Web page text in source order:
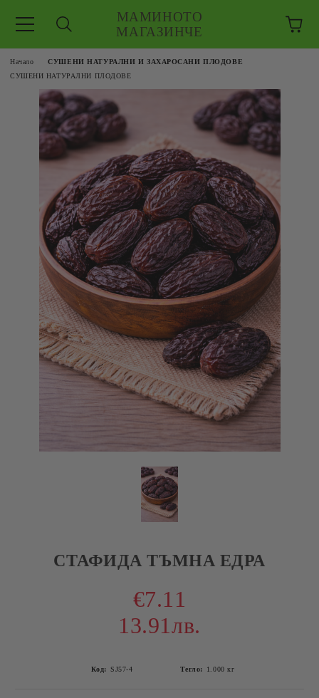
МАМИНОТО
МАГАЗИНЧЕ
Начало
СУШЕНИ НАТУРАЛНИ И ЗАХАРОСАНИ ПЛОДОВЕ
СУШЕНИ НАТУРАЛНИ ПЛОДОВЕ
СТАФИДА ТЪМНА ЕДРА
€7.11
13.91лв.
Код: SJ57-4 Тегло: 1.000 кг